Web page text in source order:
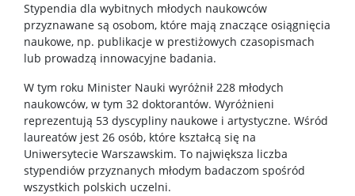
Procedura przewodu doktorskiego
Dokumenty do pobrania
Pracownicy
Stypendia dla wybitnych młodych naukowców
przyznawane są osobom, które mają znaczące osiągnięcia
naukowe, np. publikacje w prestiżowych czasopismach
lub prowadzą innowacyjne badania.
W tym roku Minister Nauki wyróżnił 228 młodych
naukowców, w tym 32 doktorantów. Wyróżnieni
reprezentują 53 dyscypliny naukowe i artystyczne. Wśród
laureatów jest 26 osób, które kształcą się na
Uniwersytecie Warszawskim. To największa liczba
stypendiów przyznanych młodym badaczom spośród
wszystkich polskich uczelni.